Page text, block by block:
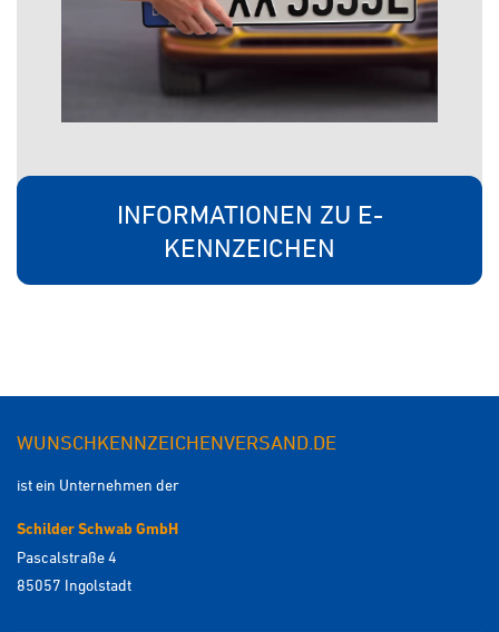
INFORMATIONEN ZU E-
KENNZEICHEN
WUNSCHKENNZEICHENVERSAND.DE
ist ein Unternehmen der
Schilder Schwab GmbH
Pascalstraße 4
85057 Ingolstadt